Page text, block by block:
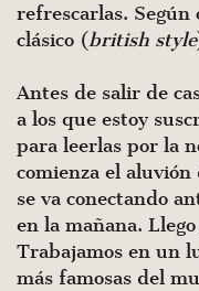
refrescarlas.
clásico (british style
Antes de salir de
a los que estoy
para leerlas por la
comienza el aluvión
se va conectando
en la mañana.
Trabajamos en un
más famosas del